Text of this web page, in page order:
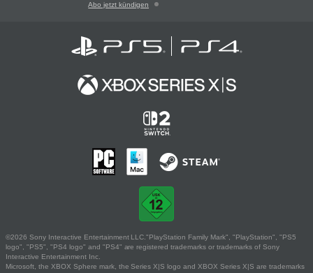
Abo jetzt kündigen
©2026 Sony Interactive Entertainment LLC."PlayStation Family Mark", "PlayStation", "PS5
logo", "PS5", "PS4 logo" and "PS4" are registered trademarks or trademarks of Sony
Interactive Entertainment Inc.
Microsoft, the XBOX Sphere mark, the Series X|S logo and XBOX Series X|S are trademarks